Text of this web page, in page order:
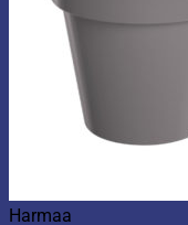
Harmaa